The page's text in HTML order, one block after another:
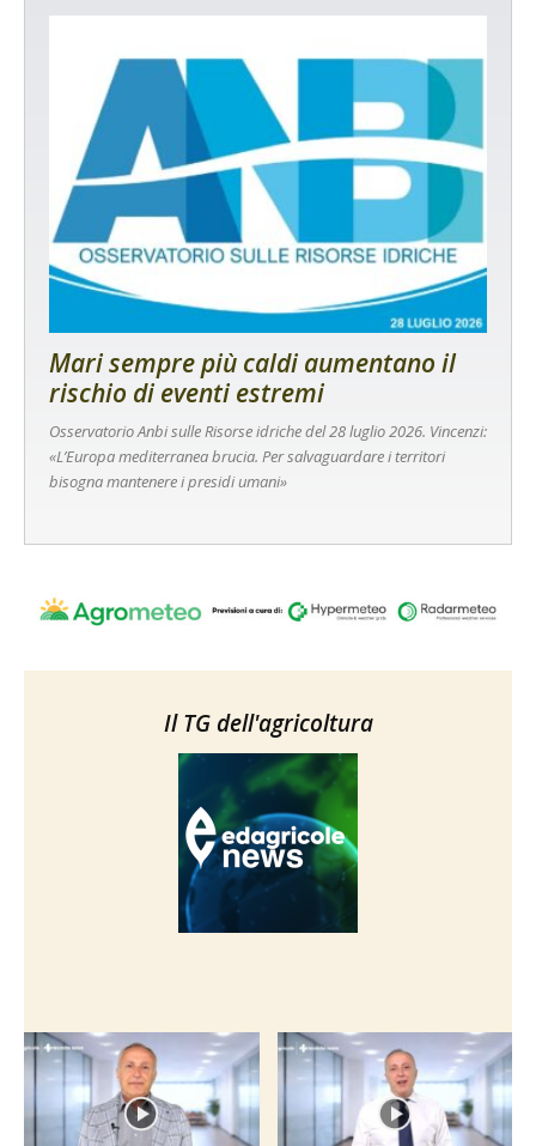
Mari sempre più caldi aumentano il
rischio di eventi estremi
Osservatorio Anbi sulle Risorse idriche del 28 luglio 2026. Vincenzi:
«L’Europa mediterranea brucia. Per salvaguardare i territori
bisogna mantenere i presidi umani»
Il TG dell'agricoltura